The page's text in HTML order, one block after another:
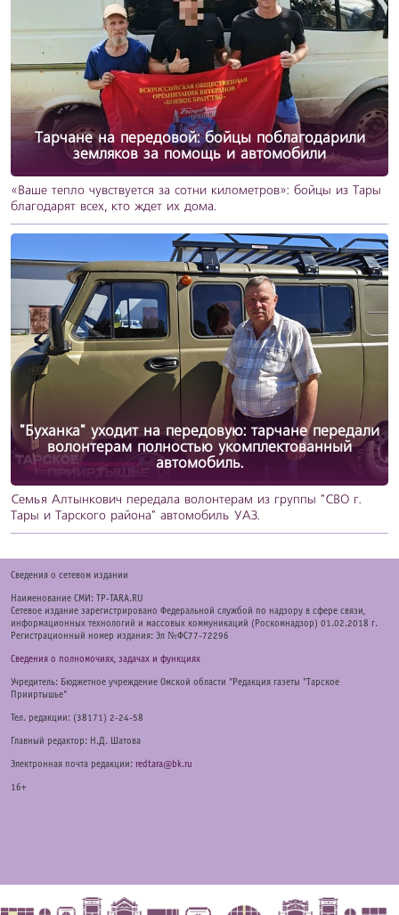
Тарчане на передовой: бойцы поблагодарили
земляков за помощь и автомобили
«Ваше тепло чувствуется за сотни километров»: бойцы из Тары
благодарят всех, кто ждет их дома.
"Буханка" уходит на передовую: тарчане передали
волонтерам полностью укомплектованный
автомобиль.
Семья Алтынкович передала волонтерам из группы "СВО г.
Тары и Тарского района" автомобиль УАЗ.
Cведения о сетевом издании
Наименование СМИ: TP-TARA.RU
Сетевое издание зарегистрировано Федеральной службой по надзору в сфере связи,
информационных технологий и массовых коммуникаций (Роскомнадзор) 01.02.2018 г.
Регистрационный номер издания: Эл №ФС77-72296
Сведения о полномочиях, задачах и функциях
Учредитель: Бюджетное учреждение Омской области "Редакция газеты "Тарское
Прииртышье"
Тел. редакции: (38171) 2-24-58
Главный редактор: Н.Д. Шатова
Электронная почта редакции: redtara@bk.ru
16+